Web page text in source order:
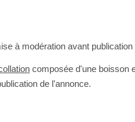
à modération avant
composée d'une boisson
de l'annonce.